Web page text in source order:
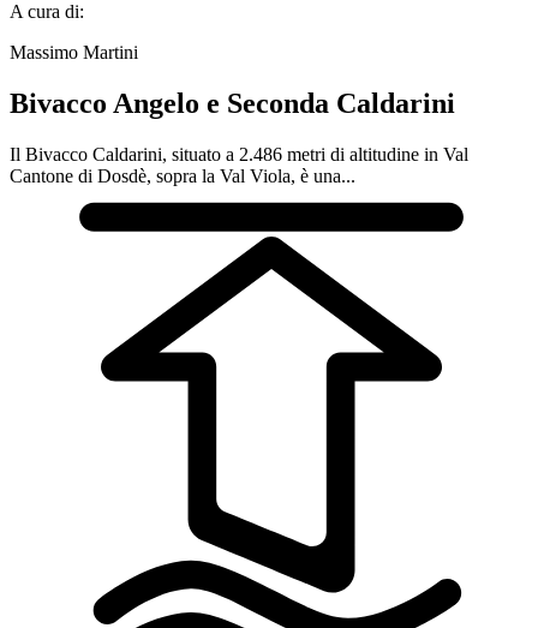
A cura di:
Massimo Martini
Bivacco Angelo e Seconda Caldarini
Il Bivacco Caldarini, situato a 2.486 metri di altitudine in Val
Cantone di Dosdè, sopra la Val Viola, è una...